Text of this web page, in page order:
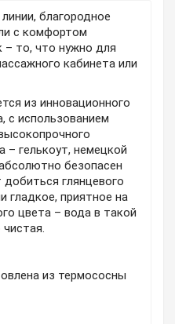
благородное
с комфортом
– то, что нужно для
кабинета или
из инновационного
с использованием
– гелькоут, немецкой
безопасен
глянцевого
гладкое, приятное на
цвета – вода в такой
чистая.
из термососны